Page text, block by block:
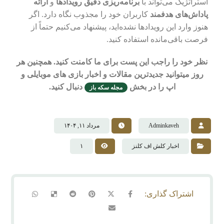
استراتژیک می‌تواند بابرنامه‌ریزی دقیق رویدادها و ارائه
پاداش‌های هدفمند کاربران خود را مجذوب نگاه دارد. اگر
هنوز وارد این رویدادها نشده‌اید، پیشنهاد می‌کنیم حتماً از
فرصت باقی‌مانده استفاده کنید.
نظر خود را راجب این پست برای ما کامنت کنید. همچنین هر
روز میتوانید جدیدترین مقالات و اخبار بازی های موبایلی و
اپ را در بخش
مجله سکه باز دنبال کنید.
Adminkaveh مرداد ۱۱, ۱۴۰۴
اخبار کلش اف کلنز ۱